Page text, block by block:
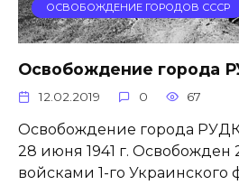
ОСВОБОЖДЕНИЕ ГОРОДОВ СССР
Освобождение города
12.02.2019 0 67
Освобождение города
28 июня 1941 г. Освобожден
войсками 1-го Украинского